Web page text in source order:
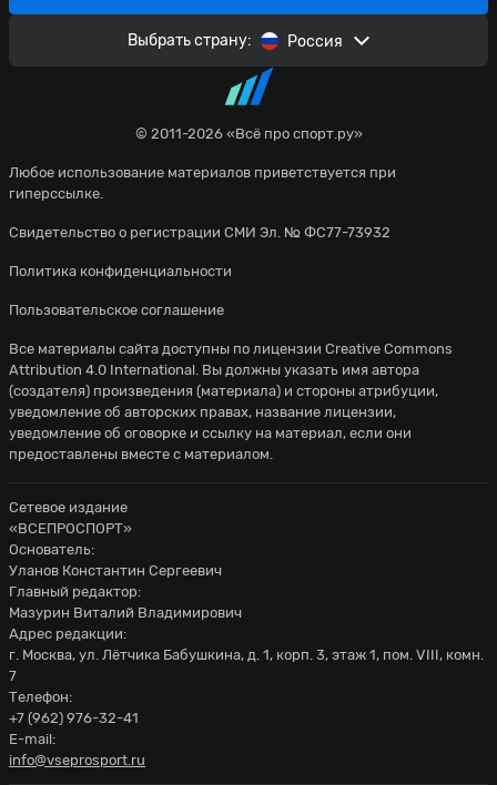
© 2011-2026 «Всё про спорт.ру»
Любое использование материалов приветствуется при
гиперссылке.
Свидетельство о регистрации СМИ Эл. № ФС77-73932
Политика конфиденциальности
Пользовательское соглашение
Выбрать страну: Россия
Все материалы сайта доступны по лицензии Creative Commons
Attribution 4.0 International. Вы должны указать имя автора
(создателя) произведения (материала) и стороны атрибуции,
уведомление об авторских правах, название лицензии,
уведомление об оговорке и ссылку на материал, если они
предоставлены вместе с материалом.
Сетевое издание
«ВСЕПРОСПОРТ»
Основатель:
Уланов Константин Сергеевич
Главный редактор:
Мазурин Виталий Владимирович
Адрес редакции:
г. Москва, ул. Лётчика Бабушкина, д. 1, корп. 3, этаж 1, пом. VIII, комн.
7
Телефон:
+7 (962) 976-32-41
E-mail:
info@vseprosport.ru